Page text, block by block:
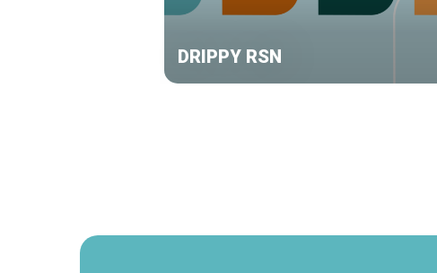
DRIPPY RSN